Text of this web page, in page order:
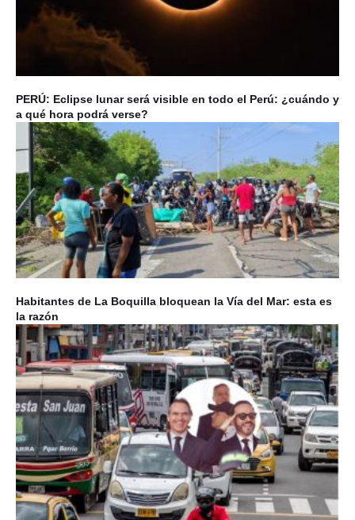
PERÚ: Eclipse lunar será visible en todo el Perú: ¿cuándo y
a qué hora podrá verse?
Habitantes de La Boquilla bloquean la Vía del Mar: esta es
la razón